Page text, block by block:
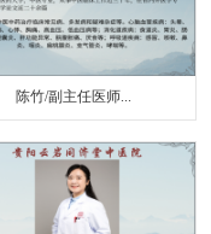
陈竹/副主任医师...